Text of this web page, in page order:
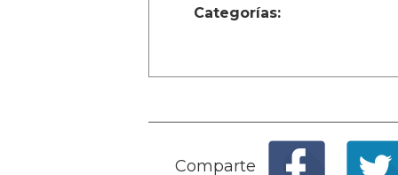
Categorías:
Comparte